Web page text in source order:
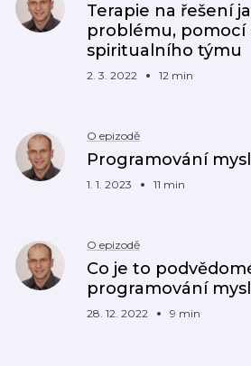
Terapie na řešení
problému, pomocí
spiritualního týmu
2. 3. 2022 12 min
O epizodě
Programování
1. 1. 2023 11 min
O epizodě
Co je to
programování
28. 12. 2022 9 min